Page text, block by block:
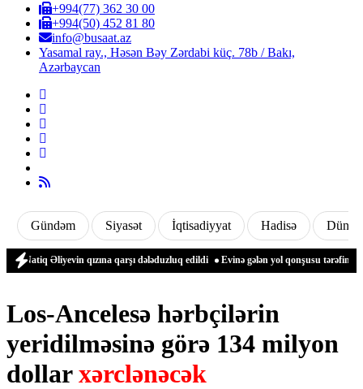
+994(77) 362 30 00
+994(50) 452 81 80
info@busaat.az
Yasamal ray., Həsən Bəy Zərdabi küç. 78b / Bakı,
Azərbaycan
Gündəm Siyasət İqtisadiyyat Hadisə Dünya
Əliyevin qızına qarşı dələduzluq edildi Evinə gələn yol qonşusu tərəfindən zəbt
Los-Ancelesə hərbçilərin
yeridilməsinə görə 134 milyon
dollarxərclənəcək